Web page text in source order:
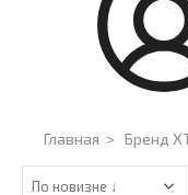
Главная > Бренд